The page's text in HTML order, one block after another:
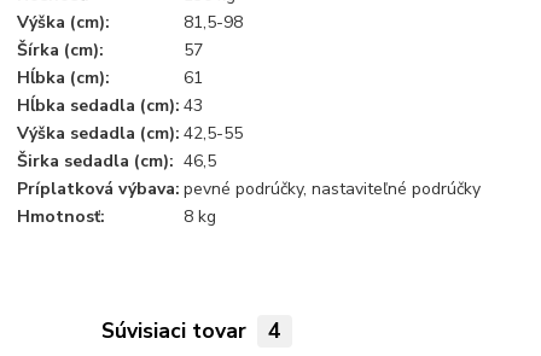
Výška (cm):
81,5-98
Šírka (cm):
57
Hĺbka (cm):
61
Hĺbka sedadla (cm): 43
Výška sedadla (cm): 42,5-55
Širka sedadla (cm): 46,5
Príplatková výbava: pevné podrúčky, nastaviteľné podrúčky
Hmotnosť:
8 kg
Súvisiaci tovar 4